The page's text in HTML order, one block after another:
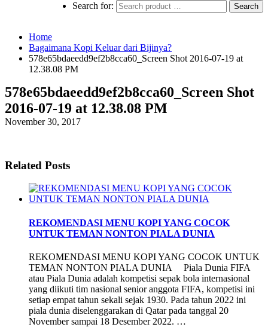
Search for:
Home
Bagaimana Kopi Keluar dari Bijinya?
578e65bdaeedd9ef2b8cca60_Screen Shot 2016-07-19 at
12.38.08 PM
578e65bdaeedd9ef2b8cca60_Screen Shot
2016-07-19 at 12.38.08 PM
November 30, 2017
Related Posts
REKOMENDASI MENU KOPI YANG COCOK
UNTUK TEMAN NONTON PIALA DUNIA
REKOMENDASI MENU KOPI YANG COCOK UNTUK
TEMAN NONTON PIALA DUNIA Piala Dunia FIFA
atau Piala Dunia adalah kompetisi sepak bola internasional
yang diikuti tim nasional senior anggota FIFA, kompetisi ini
setiap empat tahun sekali sejak 1930. Pada tahun 2022 ini
piala dunia diselenggarakan di Qatar pada tanggal 20
November sampai 18 Desember 2022. …